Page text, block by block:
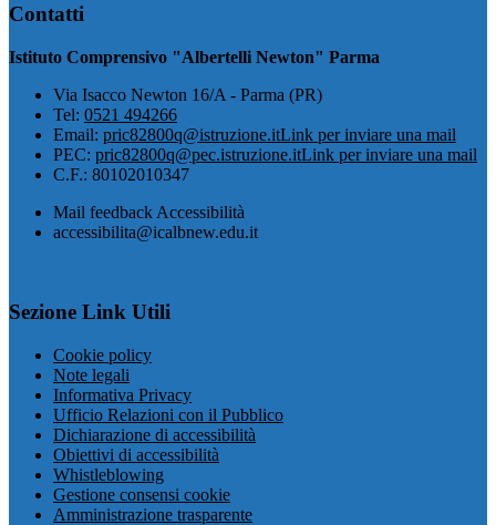
Contatti
Istituto Comprensivo "Albertelli Newton" Parma
Via Isacco Newton 16/A - Parma (PR)
Tel: 0521 494266
Email: pric82800q@istruzione.itLink per inviare una mail
PEC: pric82800q@pec.istruzione.itLink per inviare una mail
C.F.: 80102010347
Mail feedback Accessibilità
accessibilita@icalbnew.edu.it
Sezione Link Utili
Cookie policy
Note legali
Informativa Privacy
Ufficio Relazioni con il Pubblico
Dichiarazione di accessibilità
Obiettivi di accessibilità
Whistleblowing
Gestione consensi cookie
Amministrazione trasparente